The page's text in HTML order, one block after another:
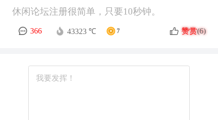
休闲论坛注册很简单，只要10秒钟。
366 43323 ℃ 7 赞赏(6)